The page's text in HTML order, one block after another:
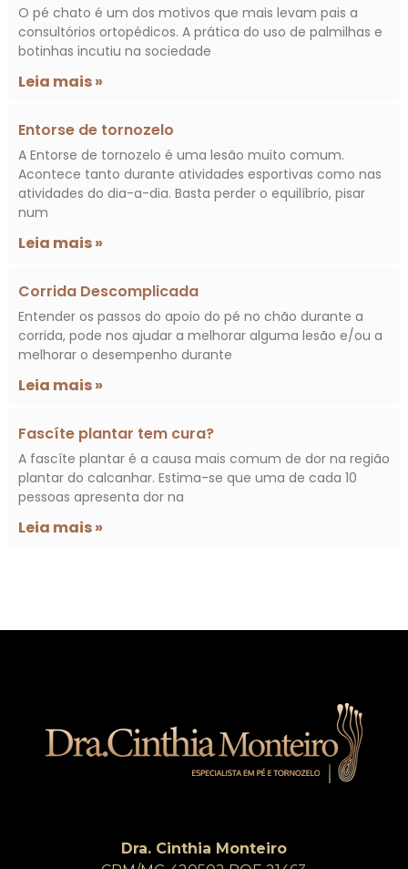
O pé chato é um dos motivos que mais levam pais a
consultórios ortopédicos. A prática do uso de palmilhas e
botinhas incutiu na sociedade
Leia mais »
Entorse de tornozelo
A Entorse de tornozelo é uma lesão muito comum.
Acontece tanto durante atividades esportivas como nas
atividades do dia-a-dia. Basta perder o equilíbrio, pisar
num
Leia mais »
Corrida Descomplicada
Entender os passos do apoio do pé no chão durante a
corrida, pode nos ajudar a melhorar alguma lesão e/ou a
melhorar o desempenho durante
Leia mais »
Fascíte plantar tem cura?
A fascíte plantar é a causa mais comum de dor na região
plantar do calcanhar. Estima-se que uma de cada 10
pessoas apresenta dor na
Leia mais »
Dra. Cinthia Monteiro